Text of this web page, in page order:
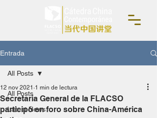
Entrada
All Posts
Latest News
All Posts
Secretaria General de la FLACSO
participó en foro sobre China-América
12 nov 2021 1 min de lectura